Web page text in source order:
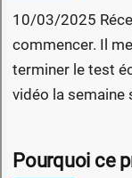
10/03/2025
commencer. Il
terminer le test
vidéo la semaine
Pourquoi ce